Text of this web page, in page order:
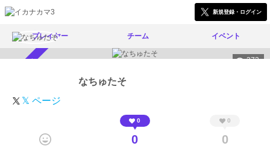
新規登録・ログイン
プレイヤー チーム イベント
373
なちゅたそ
𝕏 ページ
0
0
0
0